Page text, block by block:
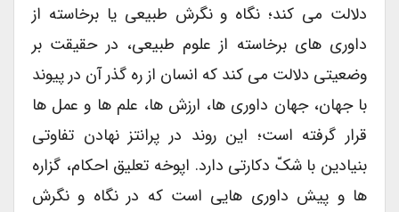
دلالت می کند؛ نگاه و نگرش طبیعی یا برخاسته از
داوری های برخاسته از علوم طبیعی، در حقیقت بر
وضعیتی دلالت می کند که انسان از ره گذر آن در پیوند
با جهان، جهان داوری ها، ارزش ها، علم ها و عمل ها
قرار گرفته است؛ این روند در پرانتز نهادن تفاوتی
بنیادین با شکّ دکارتی دارد. اپوخه تعلیق احکام، گزاره
ها و پیش داوری هایی است که در نگاه و نگرش